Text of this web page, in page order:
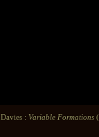
: Variable Formations (